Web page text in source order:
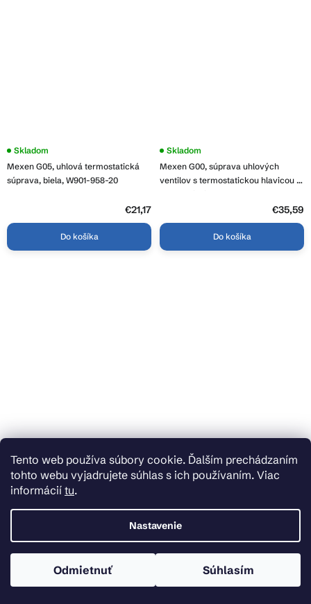
Tento web používa súbory cookie. Ďalším prechádzaním
tohto webu vyjadrujete súhlas s ich používaním. Viac
informácií tu.
Nastavenie
Odmietnuť Súhlasím
Mexen G05, uhlová termostatická
súprava, biela, W901-958-20
Skladom
€21,17
Do košíka
Mexen G00, súprava uhlových
ventilov s termostatickou hlavicou a
Skladom
€35,59
Do košíka
Gamma Cado, stojanková drezová
batéria s výsuvnou výlevkou, biela-
chrómová, GMA-BCO-WH
Skladom
Invena Dokos, vaňová batéria, biela-
chrómová, INV-BW-19-002-V
Skladom u dodávateľa